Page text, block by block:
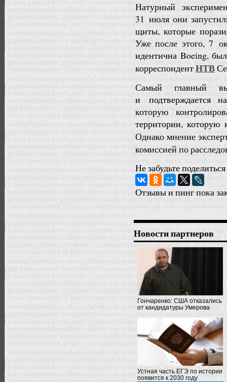
Натурный
31 июля они
щиты, которые
Уже после этого, 7
идентична Boeing,
корреспондентНТВ
Самый главный
и подтверждается
которую
территории,
Однако мнение
комиссией по
Не забудьте
Отзывы и пинг пока
Новости партнеров
Гончаренко: США отказались
от кандидатуры Умерова
Устная часть ЕГЭ по истории
появится к 2030 году